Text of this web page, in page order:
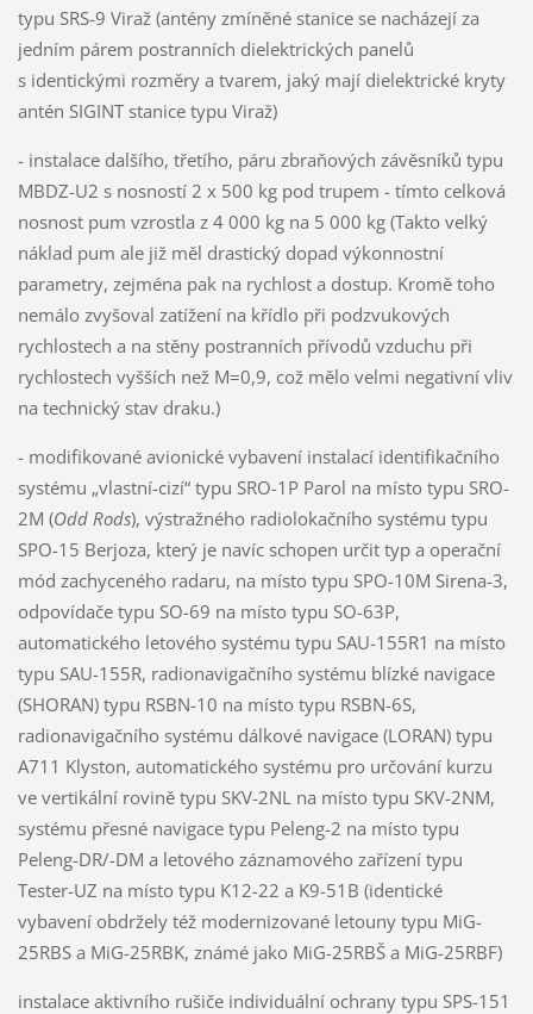
typu SRS-9 Viraž (antény zmíněné stanice se nacházejí za
jedním párem postranních dielektrických panelů
s identickými rozměry a tvarem, jaký mají dielektrické kryty
antén SIGINT stanice typu Viraž)
- instalace dalšího, třetího, páru zbraňových závěsníků typu
MBDZ-U2 s nosností 2 x 500 kg pod trupem - tímto celková
nosnost pum vzrostla z 4 000 kg na 5 000 kg (Takto velký
náklad pum ale již měl drastický dopad výkonnostní
parametry, zejména pak na rychlost a dostup. Kromě toho
nemálo zvyšoval zatížení na křídlo při podzvukových
rychlostech a na stěny postranních přívodů vzduchu při
rychlostech vyšších než M=0,9, což mělo velmi negativní vliv
na technický stav draku.)
- modifikované avionické vybavení instalací identifikačního
systému „vlastní-cizí“ typu SRO-1P Parol na místo typu SRO-
2M (Odd Rods), výstražného radiolokačního systému typu
SPO-15 Berjoza, který je navíc schopen určit typ a operační
mód zachyceného radaru, na místo typu SPO-10M Sirena-3,
odpovídače typu SO-69 na místo typu SO-63P,
automatického letového systému typu SAU-155R1 na místo
typu SAU-155R, radionavigačního systému blízké navigace
(SHORAN) typu RSBN-10 na místo typu RSBN-6S,
radionavigačního systému dálkové navigace (LORAN) typu
A711 Klyston, automatického systému pro určování kurzu
ve vertikální rovině typu SKV-2NL na místo typu SKV-2NM,
systému přesné navigace typu Peleng-2 na místo typu
Peleng-DR/-DM a letového záznamového zařízení typu
Tester-UZ na místo typu K12-22 a K9-51B (identické
vybavení obdržely též modernizované letouny typu MiG-
25RBS a MiG-25RBK, známé jako MiG-25RBŠ a MiG-25RBF)
instalace aktivního rušiče individuální ochrany typu SPS-151